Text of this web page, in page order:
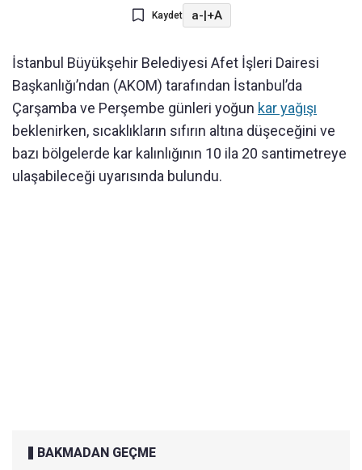
Kaydet a-|+A
İstanbul Büyükşehir Belediyesi Afet İşleri Dairesi
Başkanlığı’ndan (AKOM) tarafından İstanbul’da
Çarşamba ve Perşembe günleri yoğun kar yağışı
beklenirken, sıcaklıkların sıfırın altına düşeceğini ve
bazı bölgelerde kar kalınlığının 10 ila 20 santimetreye
ulaşabileceği uyarısında bulundu.
BAKMADAN GEÇME